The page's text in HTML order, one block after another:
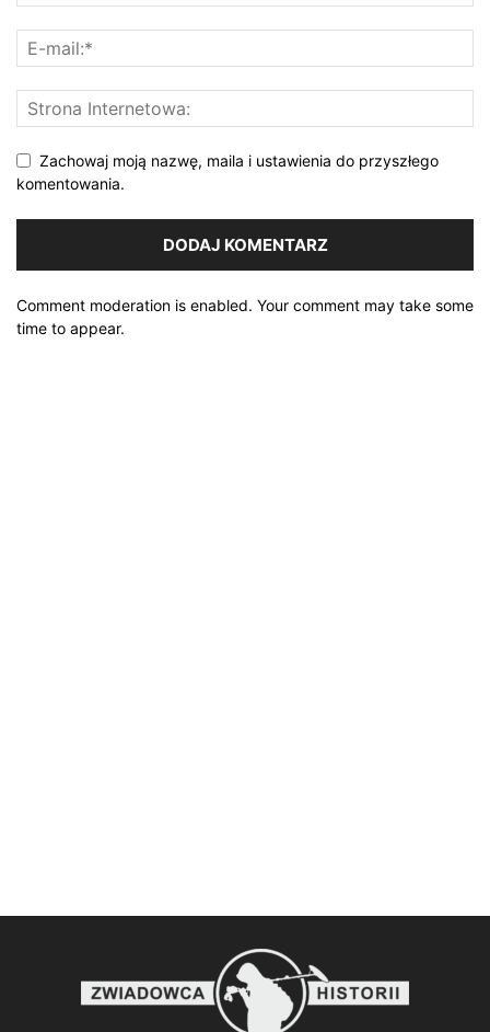
Zachowaj moją nazwę, maila i ustawienia do przyszłego
komentowania.
Comment moderation is enabled. Your comment may take some
time to appear.